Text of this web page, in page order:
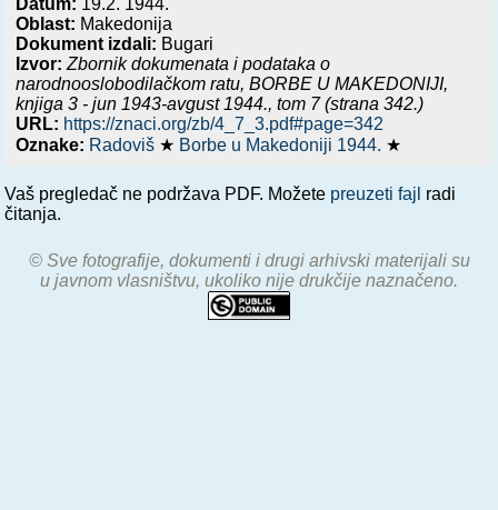
Oblast: Makedonija
Dokument izdali: Bugari
Izvor: Zbornik dokumenata i podataka o
narodnooslobodilačkom ratu,BORBE U MAKEDONIJI,
knjiga 3 - jun 1943-avgust 1944., tom 7 (strana 342.)
URL: https://znaci.org/zb/4_7_3.pdf#page=342
Oznake: Radoviš ★ Borbe u Makedoniji 1944. ★
Vaš pregledač ne podržava PDF. Možete preuzeti fajl radi
čitanja.
© Sve fotografije, dokumenti i drugi arhivski materijali su
u javnom vlasništvu, ukoliko nije drukčije naznačeno.